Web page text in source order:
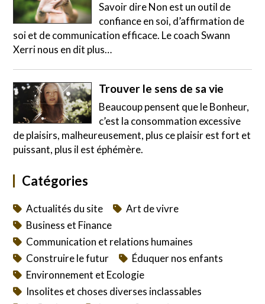
Savoir dire Non est un outil de
confiance en soi, d’affirmation de
soi et de communication efficace. Le coach Swann
Xerri nous en dit plus…
Trouver le sens de sa vie
Beaucoup pensent que le Bonheur,
c’est la consommation excessive
de plaisirs, malheureusement, plus ce plaisir est fort et
puissant, plus il est éphémère.
Catégories
Actualités du site
Art de vivre
Business et Finance
Communication et relations humaines
Construire le futur
Éduquer nos enfants
Environnement et Ecologie
Insolites et choses diverses inclassables